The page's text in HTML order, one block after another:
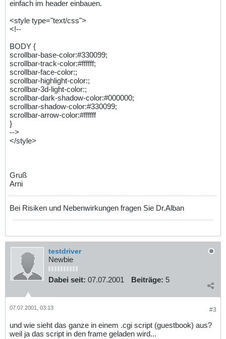
einfach im header einbauen.
<style type="text/css">
<!--
BODY {
scrollbar-base-color:#330099;
scrollbar-track-color:#ffffff;
scrollbar-face-color:;
scrollbar-highlight-color:;
scrollbar-3d-light-color:;
scrollbar-dark-shadow-color:#000000;
scrollbar-shadow-color:#330099;
scrollbar-arrow-color:#ffffff
}
-->
</style>
Gruß
Arni
Bei Risiken und Nebenwirkungen fragen Sie Dr.Alban
testdriver
Newbie
Dabei seit: 07.07.2001 Beiträge: 5
#3
07.07.2001, 03:13
und wie sieht das ganze in einem .cgi script (guestbook) aus?
weil ja das script in den frame geladen wird...